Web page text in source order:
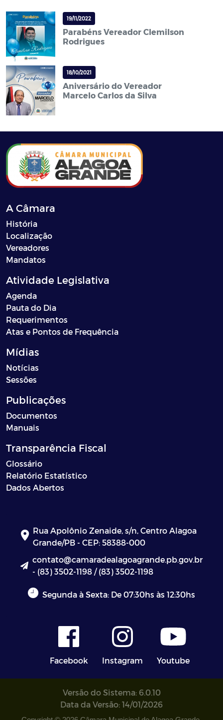
19/11/2022
Parabéns Vereador Clemilson
Rodrigues
18/10/2021
Aniversário do Vereador
Marcelo Carlos da Silva
A Câmara
História
Localização
Vereadores
Mandatos
Atividade Legislativa
Agenda
Pauta do Dia
Requerimentos
Atas e Pontos de Frequência
Mídias
Notícias
Sessões
Publicações
Documentos
Manuais
Transparência Fiscal
Glossário
Relatório Estatístico
Dados Abertos
Rua Apolônio Zenaide, s/n, Centro Alagoa
Grande/PB - CEP: 58388-000
contato@camaradealagoagrande.pb.gov.br
- (83) 3502-1198 / (83) 3502-1198
Segunda à Sexta: De 07:30hs às 12:30hs
Facebook Instagram Youtube
Versão do Sistema: 6.0.10
Data da Versão: 14/01/2026